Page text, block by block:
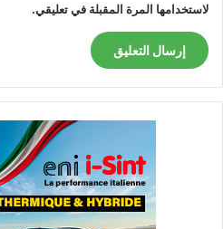
لاستخدامها المرة المقبلة في تعليقي.